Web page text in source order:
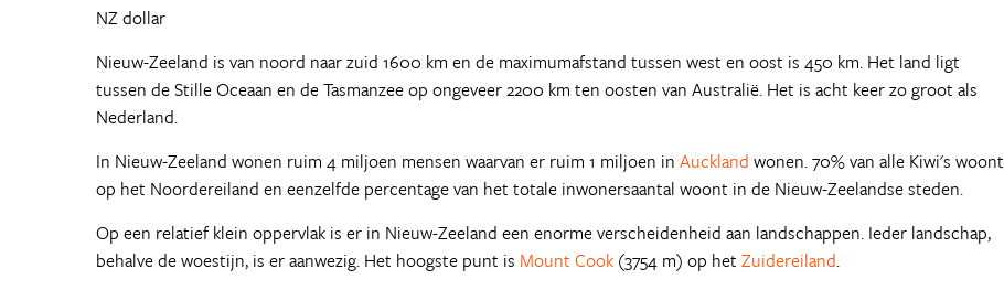
NZ dollar
Nieuw-Zeeland is van noord naar zuid 1600 km en de maximumafstand tussen west en oost is 450 km. Het land ligt
tussen de Stille Oceaan en de Tasmanzee op ongeveer 2200 km ten oosten van Australië. Het is acht keer zo groot als
Nederland.
In Nieuw-Zeeland wonen ruim 4 miljoen mensen waarvan er ruim 1 miljoen in Auckland wonen. 70% van alle Kiwi's woont
op het Noordereiland en eenzelfde percentage van het totale inwonersaantal woont in de Nieuw-Zeelandse steden.
Op een relatief klein oppervlak is er in Nieuw-Zeeland een enorme verscheidenheid aan landschappen. Ieder landschap,
behalve de woestijn, is er aanwezig. Het hoogste punt is Mount Cook (3754 m) op het Zuidereiland.